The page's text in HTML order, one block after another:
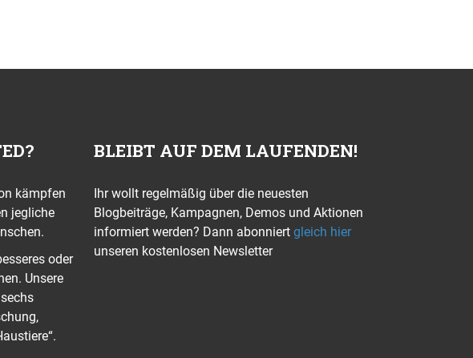
kämpfen
jegliche
oder
Unsere
BLEIBT AUF DEM LAUFENDEN!
Ihr wollt regelmäßig über die neuesten
Blogbeiträge, Kampagnen, Demos und Aktionen
informiert werden? Dann abonniert gleich hier
unseren kostenlosen Newsletter